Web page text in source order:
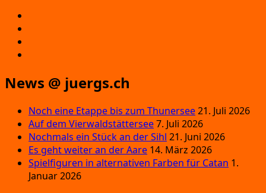
News @ juergs.ch
Noch eine Etappe bis zum Thunersee21. Juli 2026
Auf dem Vierwaldstättersee7. Juli 2026
Nochmals ein Stück an der Sihl 21. Juni 2026
Es geht weiter an der Aare 14. März 2026
Spielfiguren in alternativen Farben für Catan 1.
Januar 2026